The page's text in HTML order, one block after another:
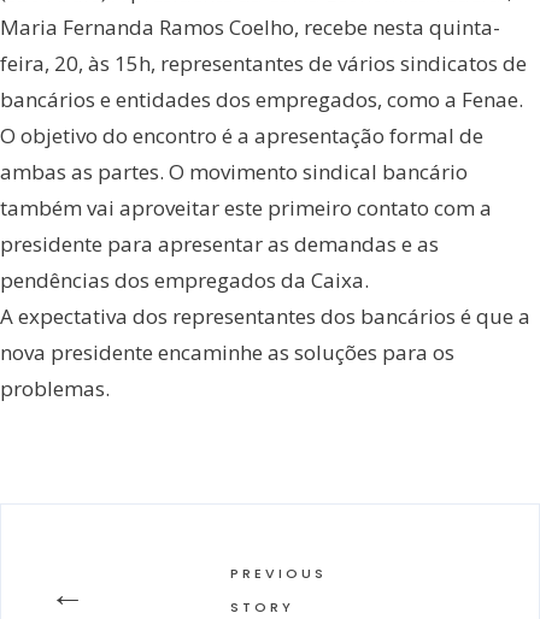
Maria Fernanda Ramos Coelho, recebe nesta quinta-
feira, 20, às 15h, representantes de vários sindicatos de
bancários e entidades dos empregados, como a Fenae.
O objetivo do encontro é a apresentação formal de
ambas as partes. O movimento sindical bancário
também vai aproveitar este primeiro contato com a
presidente para apresentar as demandas e as
pendências dos empregados da Caixa.
A expectativa dos representantes dos bancários é que a
nova presidente encaminhe as soluções para os
problemas.
←
PREVIOUS
STORY